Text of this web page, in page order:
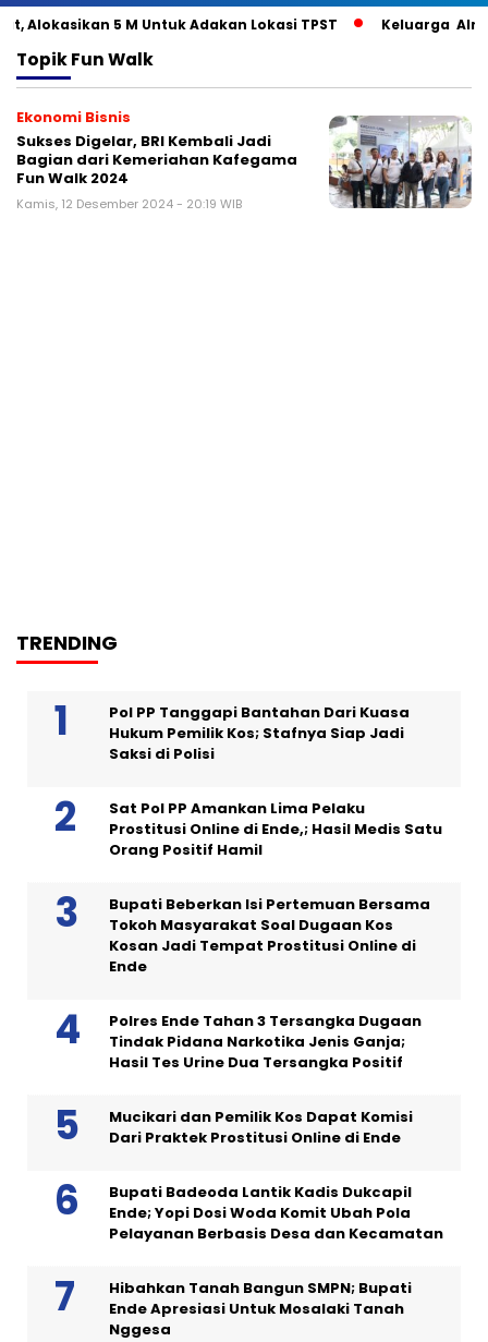
5 M Untuk Adakan Lokasi TPST Keluarga Alm
TopikFun Walk
Ekonomi Bisnis
Sukses Digelar, BRI Kembali Jadi
Bagian dari Kemeriahan Kafegama
Fun Walk 2024
Kamis, 12 Desember 2024 - 20:19 WIB
TRENDING
Pol PP Tanggapi Bantahan Dari Kuasa
Hukum Pemilik Kos; Stafnya Siap Jadi
Saksi di Polisi
Sat Pol PP Amankan Lima Pelaku
Prostitusi Online di Ende,; Hasil Medis Satu
Orang Positif Hamil
Bupati Beberkan Isi Pertemuan Bersama
Tokoh Masyarakat Soal Dugaan Kos
Kosan Jadi Tempat Prostitusi Online di
Ende
Polres Ende Tahan 3 Tersangka Dugaan
Tindak Pidana Narkotika Jenis Ganja;
Hasil Tes Urine Dua Tersangka Positif
Mucikari dan Pemilik Kos Dapat Komisi
Dari Praktek Prostitusi Online di Ende
Bupati Badeoda Lantik Kadis Dukcapil
Ende; Yopi Dosi Woda Komit Ubah Pola
Pelayanan Berbasis Desa dan Kecamatan
Hibahkan Tanah Bangun SMPN; Bupati
Ende Apresiasi Untuk Mosalaki Tanah
Nggesa